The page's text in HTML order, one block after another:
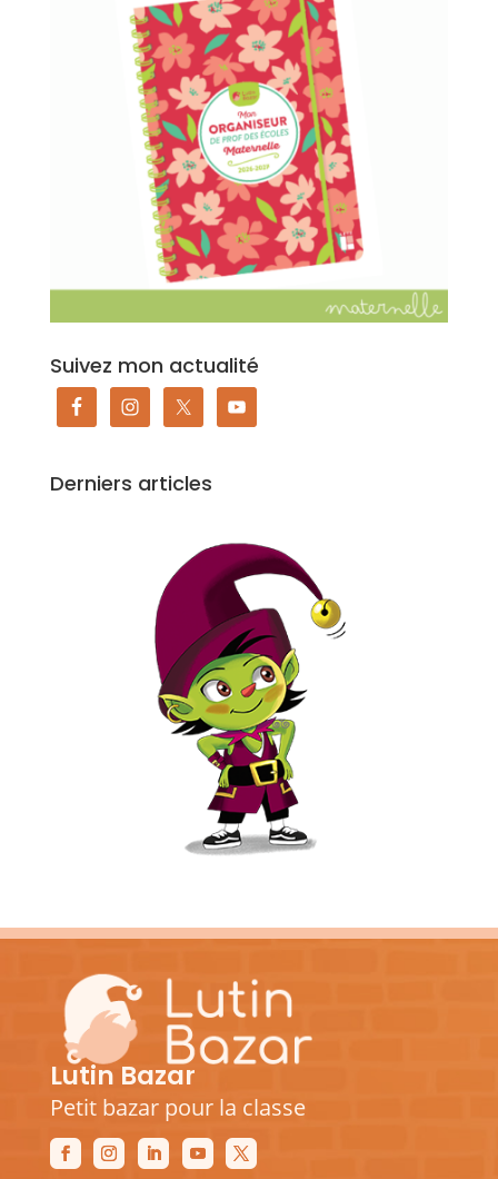
Suivez mon actualité
Derniers articles
Lutin Bazar
Petit bazar pour la classe